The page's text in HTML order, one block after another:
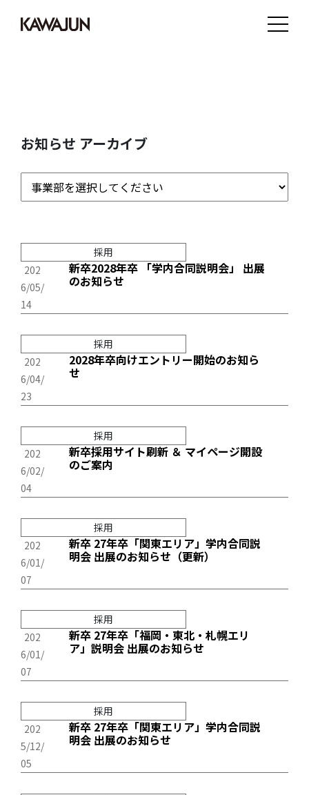
お知らせ アーカイブ
採用
202
6/05/
14
新卒2028年卒 「学内合同説明会」 出展
のお知らせ
採用
202
6/04/
23
2028年卒向けエントリー開始のお知ら
せ
採用
202
6/02/
04
新卒採用サイト刷新 ＆ マイページ開設
のご案内
採用
202
6/01/
07
新卒 27年卒「関東エリア」学内合同説
明会 出展のお知らせ（更新）
採用
202
6/01/
07
新卒 27年卒「福岡・東北・札幌エリ
ア」説明会 出展のお知らせ
採用
202
5/12/
05
新卒 27年卒「関東エリア」学内合同説
明会 出展のお知らせ